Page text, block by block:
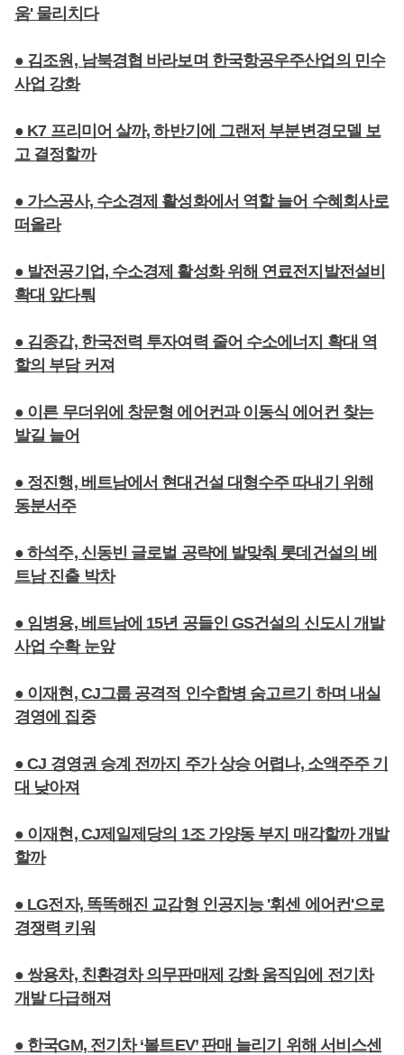
움' 물리치다
● 김조원, 남북경협 바라보며 한국항공우주산업의 민수
사업 강화
● K7 프리미어 살까, 하반기에 그랜저 부분변경모델 보
고 결정할까
● 가스공사, 수소경제 활성화에서 역할 늘어 수혜회사로
떠올라
● 발전공기업, 수소경제 활성화 위해 연료전지발전설비
확대 앞다퉈
● 김종갑, 한국전력 투자여력 줄어 수소에너지 확대 역
할의 부담 커져
● 이른 무더위에 창문형 에어컨과 이동식 에어컨 찾는
발길 늘어
● 정진행, 베트남에서 현대건설 대형수주 따내기 위해
동분서주
● 하석주, 신동빈 글로벌 공략에 발맞춰 롯데건설의 베
트남 진출 박차
● 임병용, 베트남에 15년 공들인 GS건설의 신도시 개발
사업 수확 눈앞
● 이재현, CJ그룹 공격적 인수합병 숨고르기 하며 내실
경영에 집중
● CJ 경영권 승계 전까지 주가 상승 어렵나, 소액주주 기
대 낮아져
● 이재현, CJ제일제당의 1조 가양동 부지 매각할까 개발
할까
● LG전자, 똑똑해진 교감형 인공지능 '휘센 에어컨'으로
경쟁력 키워
● 쌍용차, 친환경차 의무판매제 강화 움직임에 전기차
개발 다급해져
● 한국GM, 전기차 ‘볼트EV’ 판매 늘리기 위해 서비스센